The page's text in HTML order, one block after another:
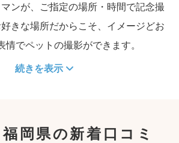
ンが、ご指定の場所・時間で記念撮
きな場所だからこそ、イメージどお
情でペットの撮影ができます。
続きを表示
岡県の新着口コミ